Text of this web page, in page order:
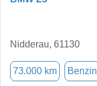
Nidderau, 61130
73.000 km Benzin